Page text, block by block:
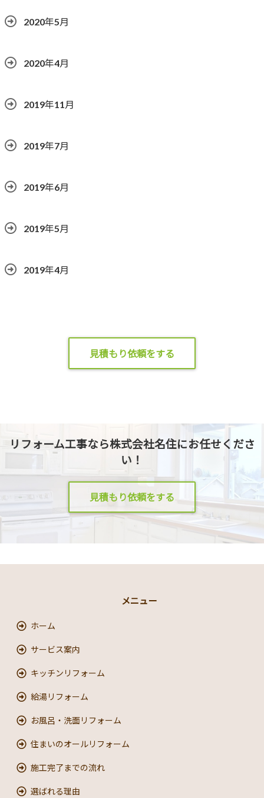
2020年5月
2020年4月
2019年11月
2019年7月
2019年6月
2019年5月
2019年4月
見積もり依頼をする
リフォーム工事なら株式会社名住にお任せくださ
い！
見積もり依頼をする
メニュー
ホーム
サービス案内
キッチンリフォーム
給湯リフォーム
お風呂・洗面リフォーム
住まいのオールリフォーム
施工完了までの流れ
選ばれる理由